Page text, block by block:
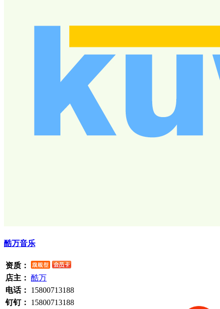
酷万音乐
资质：
店主： 酷万
电话：
15800713188
钉钉：
15800713188